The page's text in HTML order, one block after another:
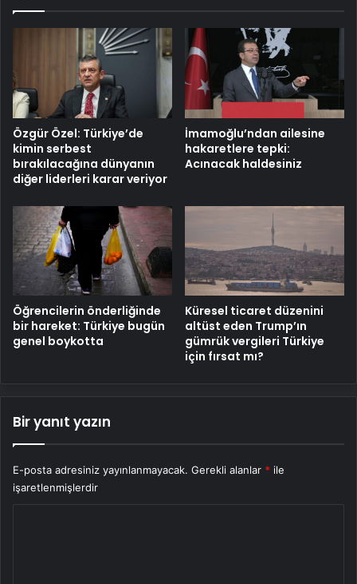
Özgür Özel: Türkiye’de
kimin serbest
bırakılacağına dünyanın
diğer liderleri karar veriyor
İmamoğlu’ndan ailesine
hakaretlere tepki:
Acınacak haldesiniz
Öğrencilerin önderliğinde
bir hareket: Türkiye bugün
genel boykotta
Küresel ticaret düzenini
altüst eden Trump’ın
gümrük vergileri Türkiye
için fırsat mı?
Bir yanıt yazın
E-posta adresiniz yayınlanmayacak. Gerekli alanlar * ile
işaretlenmişlerdir